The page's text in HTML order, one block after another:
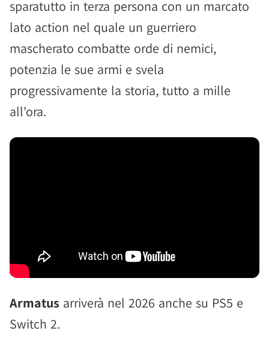
sparatutto in terza persona con un marcato
lato action nel quale un guerriero
mascherato combatte orde di nemici,
potenzia le sue armi e svela
progressivamente la storia, tutto a mille
all'ora.
Armatus arriverà nel 2026 anche su PS5 e
Switch 2.